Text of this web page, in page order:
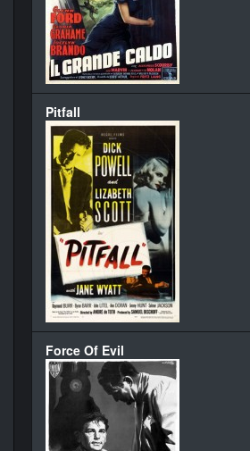
Pitfall
Force Of Evil